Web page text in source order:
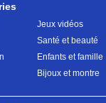
Jeux vidéos
Santé et beauté
Enfants et famille
Bijoux et montre